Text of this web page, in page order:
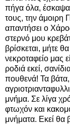
πήγα όλα, έσκαψα
τους, την άμοιρη
απαντήσει ο
στερνό μου
βρίσκεται, μήτε
νεκροταφείο μας
ροδιά εκεί,
πουθενά! Τα βάτα,
μνήμα. Σε λίγα
φτωχόν και
μνήματα. Εκεί θα